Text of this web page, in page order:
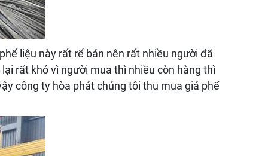
liệu này rất rể bán nên rất nhiều người đã
rất khó vì người mua thì nhiều còn hàng thì
công ty hòa phát chúng tôi thu mua giá phế